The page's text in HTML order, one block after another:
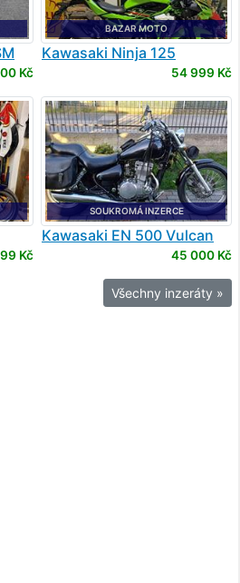
Kč
BAZAR MOTO
Kawasaki Ninja 125
54 999 Kč
Kč
SOUKROMÁ INZERCE
Kawasaki EN 500 Vulcan
45 000 Kč
Všechny inzeráty »